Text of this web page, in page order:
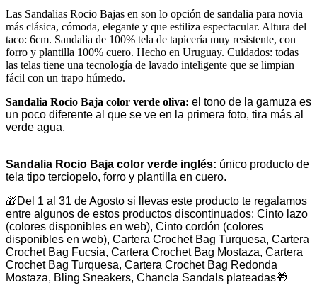
Las Sandalias Rocio Bajas en son lo opción de sandalia para novia
más clásica, cómoda, elegante y que estiliza espectacular. Altura del
taco: 6cm. Sandalia de 100% tela de tapicería muy resistente, con
forro y plantilla 100% cuero. Hecho en Uruguay. Cuidados: todas
las telas tiene una tecnología de lavado inteligente que se limpian
fácil con un trapo húmedo.
Sandalia Rocio Baja color verde oliva: el tono de la gamuza es
un poco diferente al que se ve en la primera foto, tira más al
verde agua.
Sandalia Rocio Baja color verde inglés: único producto de
tela tipo terciopelo, forro y plantilla en cuero.
🎁Del 1 al 31 de Agosto si llevas este producto te regalamos
entre algunos de estos productos discontinuados: Cinto lazo
(colores disponibles en web), Cinto cordón (colores
disponibles en web), Cartera Crochet Bag Turquesa, Cartera
Crochet Bag Fucsia, Cartera Crochet Bag Mostaza, Cartera
Crochet Bag Turquesa, Cartera Crochet Bag Redonda
Mostaza, Bling Sneakers, Chancla Sandals plateadas🎁